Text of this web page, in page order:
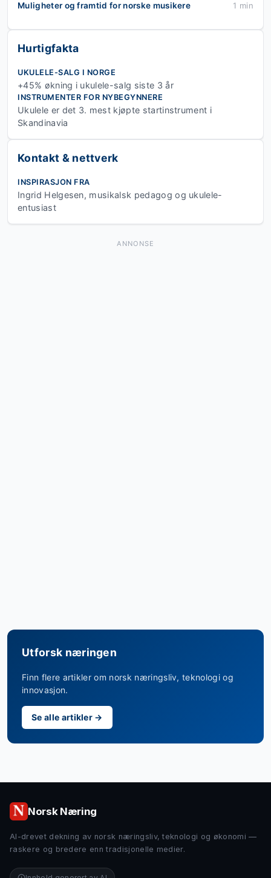
Muligheter og framtid for norske musikere 1 min
Hurtigfakta
UKULELE-SALG I NORGE
+45% økning i ukulele-salg siste 3 år
INSTRUMENTER FOR NYBEGYNNERE
Ukulele er det 3. mest kjøpte startinstrument i
Skandinavia
Kontakt & nettverk
INSPIRASJON FRA
Ingrid Helgesen, musikalsk pedagog og ukulele-
entusiast
ANNONSE
Utforsk næringen
Finn flere artikler om norsk næringsliv, teknologi og
innovasjon.
Se alle artikler →
Norsk Næring
AI-drevet dekning av norsk næringsliv, teknologi og økonomi —
raskere og bredere enn tradisjonelle medier.